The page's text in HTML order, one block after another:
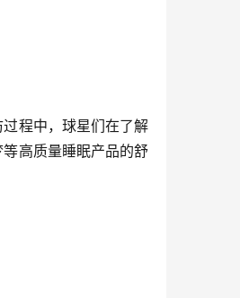
程中，球星们在了解
高质量睡眠产品的舒